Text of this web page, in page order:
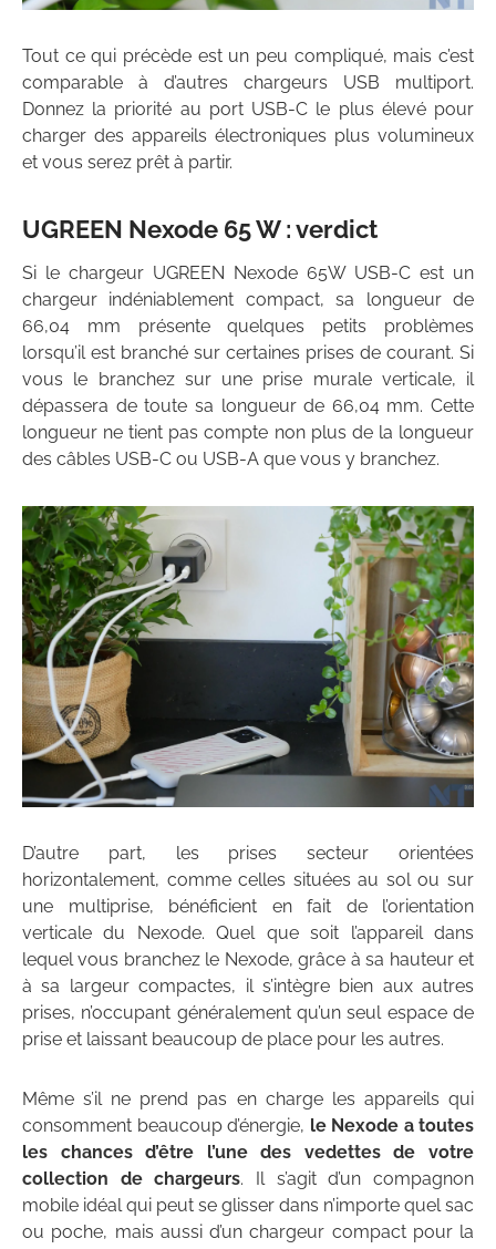
Tout ce qui précède est un peu compliqué, mais c’est
comparable à d’autres chargeurs USB multiport.
Donnez la priorité au port USB-C le plus élevé pour
charger des appareils électroniques plus volumineux
et vous serez prêt à partir.
UGREEN Nexode 65 W : verdict
Si le chargeur UGREEN Nexode 65W USB-C est un
chargeur indéniablement compact, sa longueur de
66,04 mm présente quelques petits problèmes
lorsqu’il est branché sur certaines prises de courant. Si
vous le branchez sur une prise murale verticale, il
dépassera de toute sa longueur de 66,04 mm. Cette
longueur ne tient pas compte non plus de la longueur
des câbles USB-C ou USB-A que vous y branchez.
D’autre part, les prises secteur orientées
horizontalement, comme celles situées au sol ou sur
une multiprise, bénéficient en fait de l’orientation
verticale du Nexode. Quel que soit l’appareil dans
lequel vous branchez le Nexode, grâce à sa hauteur et
à sa largeur compactes, il s’intègre bien aux autres
prises, n’occupant généralement qu’un seul espace de
prise et laissant beaucoup de place pour les autres.
Même s’il ne prend pas en charge les appareils qui
consomment beaucoup d’énergie, le Nexode a toutes
les chances d’être l’une des vedettes de votre
collection de chargeurs. Il s’agit d’un compagnon
mobile idéal qui peut se glisser dans n’importe quel sac
ou poche, mais aussi d’un chargeur compact pour la